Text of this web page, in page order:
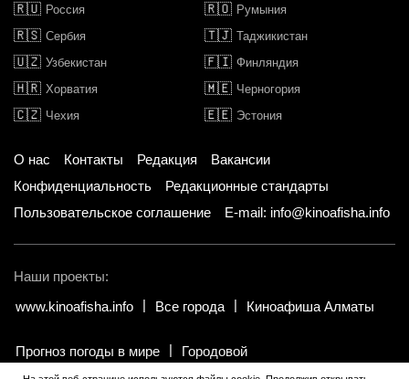
🇷🇺 Россия 🇷🇴 Румыния
🇷🇸 Сербия 🇹🇯 Таджикистан
🇺🇿 Узбекистан 🇫🇮 Финляндия
🇭🇷 Хорватия 🇲🇪 Черногория
🇨🇿 Чехия 🇪🇪 Эстония
О нас Контакты Редакция
Вакансии
Конфиденциальность
Редакционные стандарты
Пользовательское соглашение
E-mail: info@kinoafisha.info
Наши проекты:
www.kinoafisha.info
Все города Киноафиша Алматы
Прогноз погоды в мире Городовой